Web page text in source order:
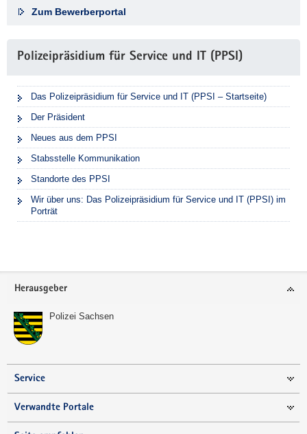
Zum Bewerberportal
Polizeipräsidium für Service und IT (PPSI)
Das Polizeipräsidium für Service und IT (PPSI – Startseite)
Der Präsident
Neues aus dem PPSI
Stabsstelle Kommunikation
Standorte des PPSI
Wir über uns: Das Polizeipräsidium für Service und IT (PPSI) im
Porträt
Footer-
Herausgeber
Polizei Sachsen
Service
Verwandte Portale